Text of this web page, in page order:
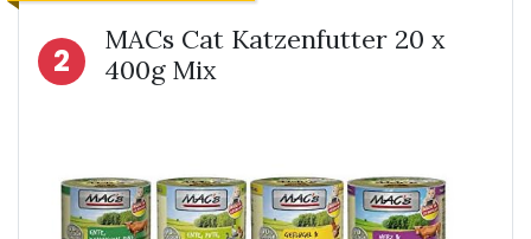
2
MACs Cat Katzenfutter 20 x
400g Mix